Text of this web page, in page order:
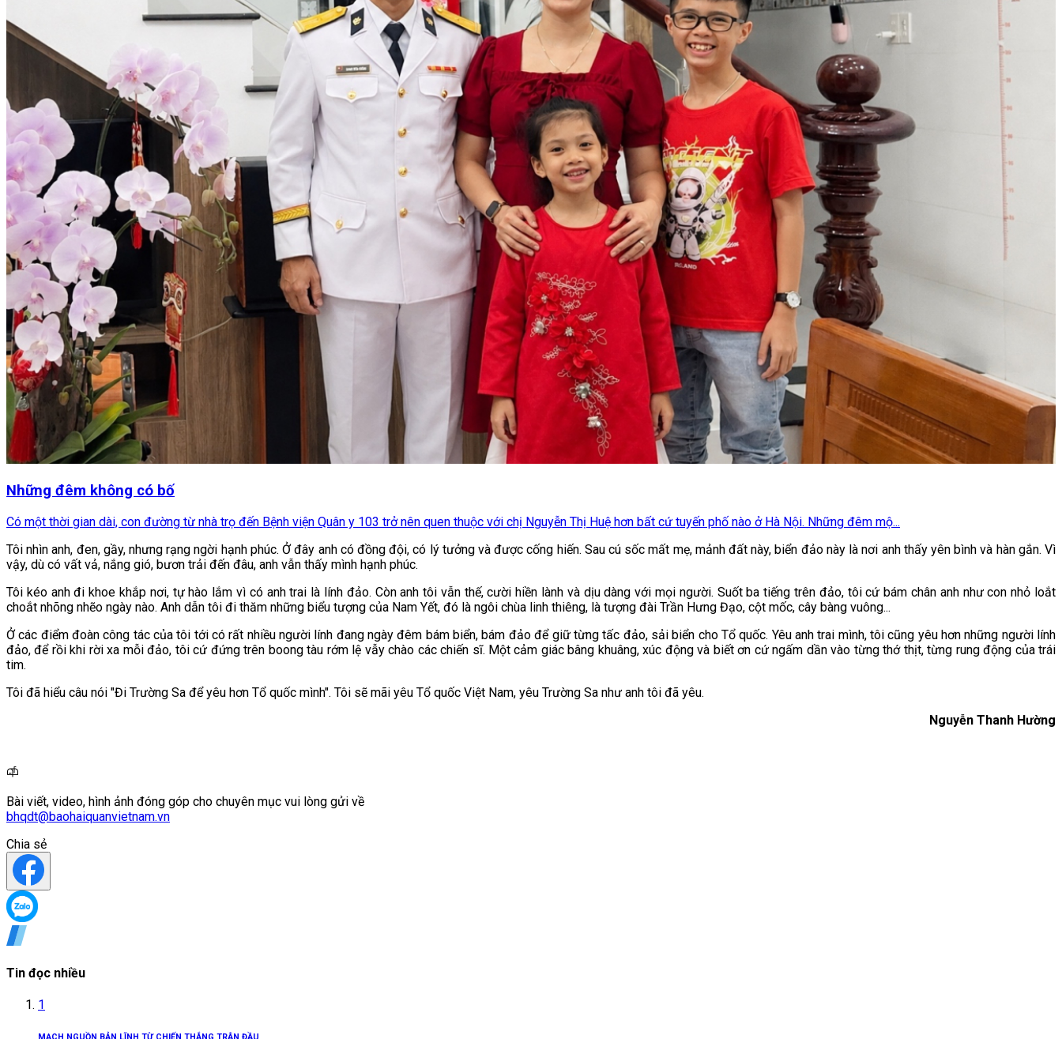
Những đêm không có bố
Có một thời gian dài, con đường từ nhà trọ đến Bệnh viện Quân y 103 trở nên quen thuộc với chị Nguyễn Thị Huệ hơn bất cứ tuyến phố nào ở Hà Nội. Những đêm mộ...
Tôi nhìn anh, đen, gầy, nhưng rạng ngời hạnh phúc. Ở đây anh có đồng đội, có lý tưởng và được cống hiến. Sau cú sốc mất mẹ, mảnh đất này, biển đảo này là nơi anh thấy yên bình và hàn gắn. Vì
vậy, dù có vất vả, nắng gió, bươn trải đến đâu, anh vẫn thấy mình hạnh phúc.
Tôi kéo anh đi khoe khắp nơi, tự hào lắm vì có anh trai là lính đảo. Còn anh tôi vẫn thế, cười hiền lành và dịu dàng với mọi người. Suốt ba tiếng trên đảo, tôi cứ bám chân anh như con nhỏ loắt
choắt nhõng nhẽo ngày nào. Anh dẫn tôi đi thăm những biểu tượng của Nam Yết, đó là ngôi chùa linh thiêng, là tượng đài Trần Hưng Đạo, cột mốc, cây bàng vuông...
Ở các điểm đoàn công tác của tôi tới có rất nhiều người lính đang ngày đêm bám biển, bám đảo để giữ từng tấc đảo, sải biển cho Tổ quốc. Yêu anh trai mình, tôi cũng yêu hơn những người lính
đảo, để rồi khi rời xa mỗi đảo, tôi cứ đứng trên boong tàu rớm lệ vẫy chào các chiến sĩ. Một cảm giác bâng khuâng, xúc động và biết ơn cứ ngấm dần vào từng thớ thịt, từng rung động của trái
tim.
Tôi đã hiểu câu nói "Đi Trường Sa để yêu hơn Tổ quốc mình". Tôi sẽ mãi yêu Tổ quốc Việt Nam, yêu Trường Sa như anh tôi đã yêu.
Nguyễn Thanh Hường
Bài viết, video, hình ảnh đóng góp cho chuyên mục vui lòng gửi về
bhqdt@baohaiquanvietnam.vn
Chia sẻ
Tin đọc nhiều
1